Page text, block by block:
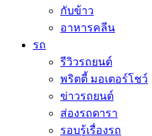
กับข้าว
อาหารคลีน
รถ
รีวิวรถยนต์
พริตตี้ มอเตอร์โชว์
ข่าวรถยนต์
ส่องรถดารา
รอบรู้เรื่องรถ